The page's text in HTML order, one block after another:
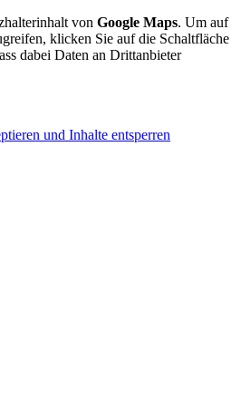
von Google Maps. Um auf
klicken Sie auf die Schaltfläche
dabei Daten an Drittanbieter
und Inhalte entsperren